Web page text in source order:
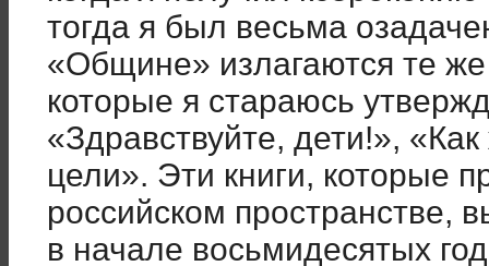
тогда я был весьма
«Общине» излагаются те
которые я стараюсь
«Здравствуйте, дети!»,
цели». Эти книги, которые
российском
в начале восьмидесятых